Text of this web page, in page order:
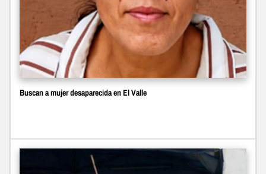
Buscan a mujer desaparecida en El Valle